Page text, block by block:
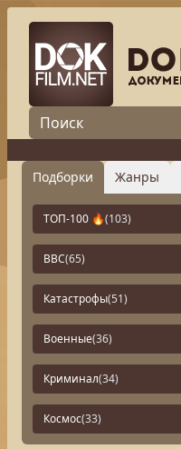
Подборки Жанры
ТОП-100 🔥(103)
BBC(65)
Катастрофы(51)
Военные(36)
Криминал(34)
Космос(33)